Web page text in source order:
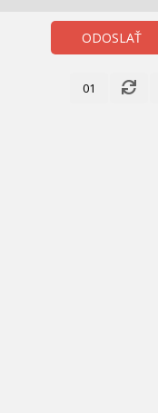
ODOSLAŤ
01